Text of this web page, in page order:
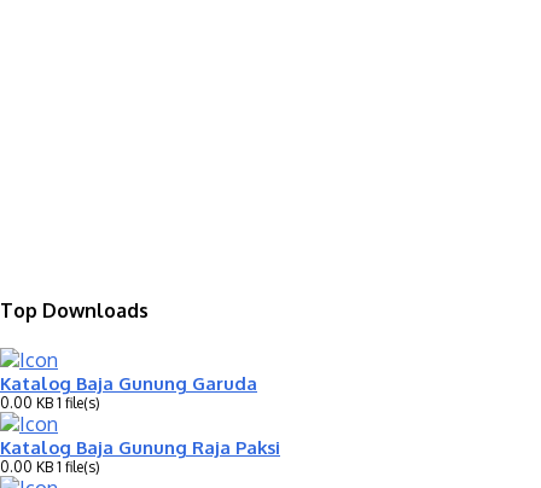
Top Downloads
Katalog Baja Gunung Garuda
0.00 KB 1 file(s)
Katalog Baja Gunung Raja Paksi
0.00 KB 1 file(s)